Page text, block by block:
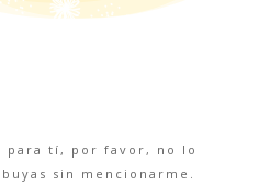
para tí, por favor, no lo
sin mencionarme.